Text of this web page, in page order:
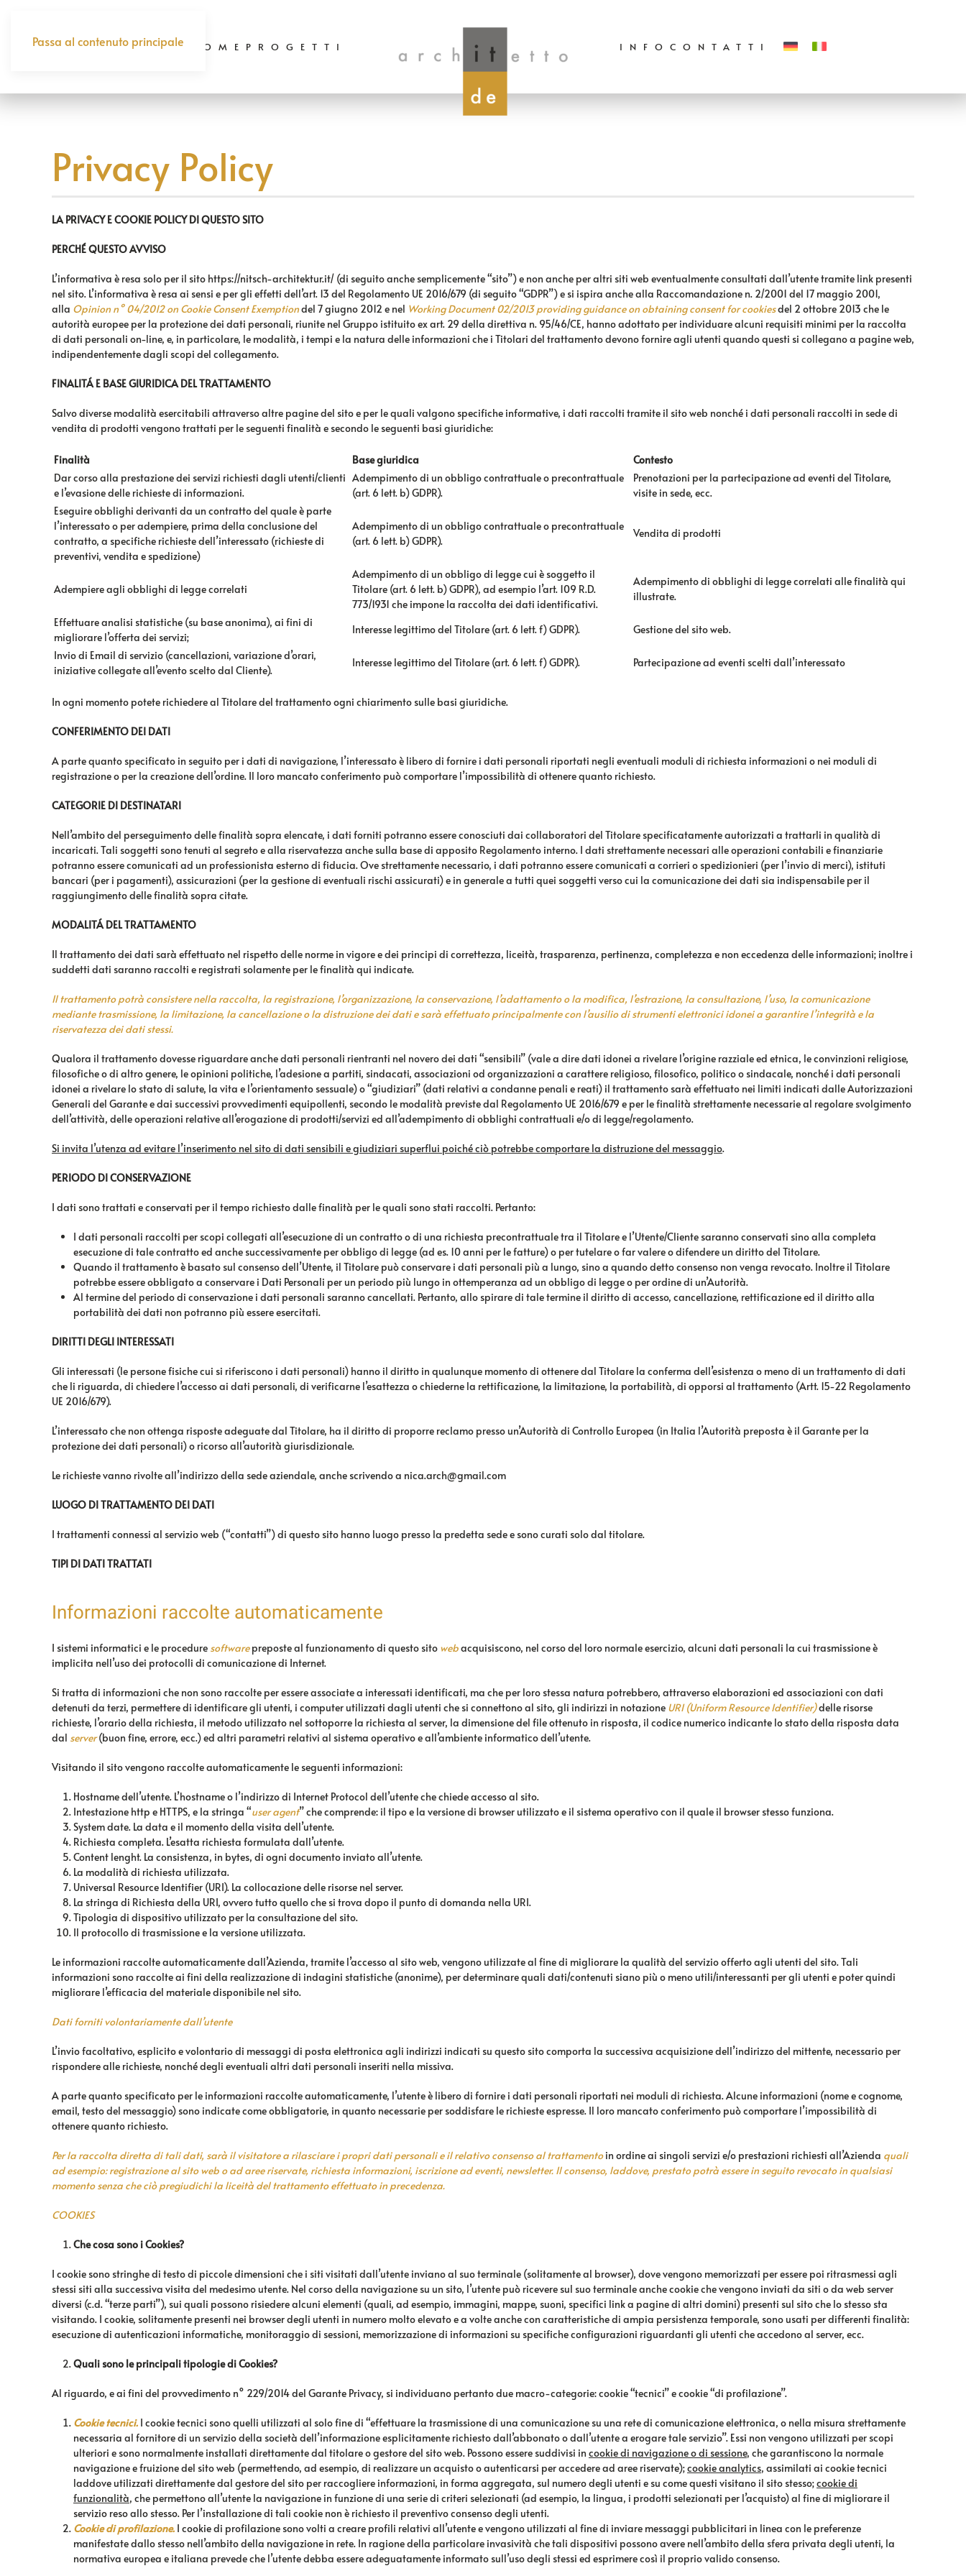
Passa al contenuto principale HOME PROGETTI INFO CONTATTI
Privacy Policy
LA PRIVACY E COOKIE POLICY DI QUESTO SITO
PERCHÉ QUESTO AVVISO
L’informativa è resa solo per il sito https://nitsch-architektur.it/ (di seguito anche semplicemente “sito”) e non anche per altri siti web eventualmente consultati dall’utente tramite link presenti
nel sito. L’informativa è resa ai sensi e per gli effetti dell’art. 13 del Regolamento UE 2016/679 (di seguito “GDPR”) e si ispira anche alla Raccomandazione n. 2/2001 del 17 maggio 2001,
alla Opinion n° 04/2012 on Cookie Consent Exemptiondel 7 giugno 2012 e nel Working Document 02/2013 providing guidance on obtaining consent for cookiesdel 2 ottobre 2013 che le
autorità europee per la protezione dei dati personali, riunite nel Gruppo istituito ex art. 29 della direttiva n. 95/46/CE, hanno adottato per individuare alcuni requisiti minimi per la raccolta
di dati personali on-line, e, in particolare, le modalità, i tempi e la natura delle informazioni che i Titolari del trattamento devono fornire agli utenti quando questi si collegano a pagine web,
indipendentemente dagli scopi del collegamento.
FINALITÁ E BASE GIURIDICA DEL TRATTAMENTO
Salvo diverse modalità esercitabili attraverso altre pagine del sito e per le quali valgono specifiche informative, i dati raccolti tramite il sito web nonché i dati personali raccolti in sede di
vendita di prodotti vengono trattati per le seguenti finalità e secondo le seguenti basi giuridiche:
Finalità Base giuridica
Contesto
Dar corso alla prestazione dei servizi richiesti dagli utenti/clienti
e l’evasione delle richieste di informazioni.
Adempimento di un obbligo contrattuale o precontrattuale
(art. 6 lett. b) GDPR).
Prenotazioni per la partecipazione ad eventi del Titolare,
visite in sede, ecc.
Eseguire obblighi derivanti da un contratto del quale è parte
l’interessato o per adempiere, prima della conclusione del
contratto, a specifiche richieste dell’interessato (richieste di
preventivi, vendita e spedizione)
Adempimento di un obbligo contrattuale o precontrattuale
(art. 6 lett. b) GDPR).
Vendita di prodotti
Adempiere agli obblighi di legge correlati
Adempimento di un obbligo di legge cui è soggetto il
Titolare (art. 6 lett. b) GDPR), ad esempio l’art. 109 R.D.
773/1931 che impone la raccolta dei dati identificativi.
Adempimento di obblighi di legge correlati alle finalità qui
illustrate.
Effettuare analisi statistiche (su base anonima), ai fini di
migliorare l’offerta dei servizi;
Interesse legittimo del Titolare (art. 6 lett. f) GDPR).
Gestione del sito web.
Invio di Email di servizio (cancellazioni, variazione d’orari,
iniziative collegate all’evento scelto dal Cliente).
Interesse legittimo del Titolare (art. 6 lett. f) GDPR). Partecipazione ad eventi scelti dall’interessato
In ogni momento potete richiedere al Titolare del trattamento ogni chiarimento sulle basi giuridiche.
CONFERIMENTO DEI DATI
A parte quanto specificato in seguito per i dati di navigazione, l’interessato è libero di fornire i dati personali riportati negli eventuali moduli di richiesta informazioni o nei moduli di
registrazione o per la creazione dell’ordine. Il loro mancato conferimento può comportare l’impossibilità di ottenere quanto richiesto.
CATEGORIE DI DESTINATARI
Nell’ambito del perseguimento delle finalità sopra elencate, i dati forniti potranno essere conosciuti dai collaboratori del Titolare specificatamente autorizzati a trattarli in qualità di
incaricati. Tali soggetti sono tenuti al segreto e alla riservatezza anche sulla base di apposito Regolamento interno. I dati strettamente necessari alle operazioni contabili e finanziarie
potranno essere comunicati ad un professionista esterno di fiducia. Ove strettamente necessario, i dati potranno essere comunicati a corrieri o spedizionieri (per l’invio di merci), istituti
bancari (per i pagamenti), assicurazioni (per la gestione di eventuali rischi assicurati) e in generale a tutti quei soggetti verso cui la comunicazione dei dati sia indispensabile per il
raggiungimento delle finalità sopra citate.
MODALITÁ DEL TRATTAMENTO
Il trattamento dei dati sarà effettuato nel rispetto delle norme in vigore e dei principi di correttezza, liceità, trasparenza, pertinenza, completezza e non eccedenza delle informazioni; inoltre i
suddetti dati saranno raccolti e registrati solamente per le finalità qui indicate.
Il trattamento potrà consistere nella raccolta, la registrazione, l’organizzazione, la conservazione, l’adattamento o la modifica, l’estrazione, la consultazione, l’uso, la comunicazione
mediante trasmissione, la limitazione, la cancellazione o la distruzione dei dati e sarà effettuato principalmente con l’ausilio di strumenti elettronici idonei a garantire l’integrità e la
riservatezza dei dati stessi.
Qualora il trattamento dovesse riguardare anche dati personali rientranti nel novero dei dati “sensibili” (vale a dire dati idonei a rivelare l’origine razziale ed etnica, le convinzioni religiose,
filosofiche o di altro genere, le opinioni politiche, l’adesione a partiti, sindacati, associazioni od organizzazioni a carattere religioso, filosofico, politico o sindacale, nonché i dati personali
idonei a rivelare lo stato di salute, la vita e l’orientamento sessuale) o “giudiziari” (dati relativi a condanne penali e reati) il trattamento sarà effettuato nei limiti indicati dalle Autorizzazioni
Generali del Garante e dai successivi provvedimenti equipollenti, secondo le modalità previste dal Regolamento UE 2016/679 e per le finalità strettamente necessarie al regolare svolgimento
dell’attività, delle operazioni relative all’erogazione di prodotti/servizi ed all’adempimento di obblighi contrattuali e/o di legge/regolamento.
Si invita l’utenza ad evitare l’inserimento nel sito di dati sensibili e giudiziari superflui poiché ciò potrebbe comportare la distruzione del messaggio.
PERIODO DI CONSERVAZIONE
I dati sono trattati e conservati per il tempo richiesto dalle finalità per le quali sono stati raccolti. Pertanto:
I dati personali raccolti per scopi collegati all’esecuzione di un contratto o di una richiesta precontrattuale tra il Titolare e l’Utente/Cliente saranno conservati sino alla completa
esecuzione di tale contratto ed anche successivamente per obbligo di legge (ad es. 10 anni per le fatture) o per tutelare o far valere o difendere un diritto del Titolare.
Quando il trattamento è basato sul consenso dell’Utente, il Titolare può conservare i dati personali più a lungo, sino a quando detto consenso non venga revocato. Inoltre il Titolare
potrebbe essere obbligato a conservare i Dati Personali per un periodo più lungo in ottemperanza ad un obbligo di legge o per ordine di un’Autorità.
Al termine del periodo di conservazione i dati personali saranno cancellati. Pertanto, allo spirare di tale termine il diritto di accesso, cancellazione, rettificazione ed il diritto alla
portabilità dei dati non potranno più essere esercitati.
DIRITTI DEGLI INTERESSATI
Gli interessati (le persone fisiche cui si riferiscono i dati personali) hanno il diritto in qualunque momento di ottenere dal Titolare la conferma dell’esistenza o meno di un trattamento di dati
che li riguarda, di chiedere l’accesso ai dati personali, di verificarne l’esattezza o chiederne la rettificazione, la limitazione, la portabilità, di opporsi al trattamento (Artt. 15-22 Regolamento
UE 2016/679).
L’interessato che non ottenga risposte adeguate dal Titolare, ha il diritto di proporre reclamo presso un’Autorità di Controllo Europea (in Italia l’Autorità preposta è il Garante per la
protezione dei dati personali) o ricorso all’autorità giurisdizionale.
Le richieste vanno rivolte all’indirizzo della sede aziendale, anche scrivendo a nica.arch@gmail.com
LUOGO DI TRATTAMENTO DEI DATI
I trattamenti connessi al servizio web (“contatti”) di questo sito hanno luogo presso la predetta sede e sono curati solo dal titolare.
TIPI DI DATI TRATTATI
Informazioni raccolte automaticamente
I sistemi informatici e le procedure software preposte al funzionamento di questo sito webacquisiscono, nel corso del loro normale esercizio, alcuni dati personali la cui trasmissione è
implicita nell’uso dei protocolli di comunicazione di Internet.
Si tratta di informazioni che non sono raccolte per essere associate a interessati identificati, ma che per loro stessa natura potrebbero, attraverso elaborazioni ed associazioni con dati
detenuti da terzi, permettere di identificare gli utenti, i computer utilizzati dagli utenti che si connettono al sito, gli indirizzi in notazione URI (Uniform Resource Identifier)delle risorse
richieste, l’orario della richiesta, il metodo utilizzato nel sottoporre la richiesta al server, la dimensione del file ottenuto in risposta, il codice numerico indicante lo stato della risposta data
dal server (buon fine, errore, ecc.) ed altri parametri relativi al sistema operativo e all’ambiente informatico dell’utente.
Visitando il sito vengono raccolte automaticamente le seguenti informazioni:
Hostname dell’utente. L’hostname o l’indirizzo di Internet Protocol dell’utente che chiede accesso al sito.
Intestazione http e HTTPS, e la stringa “user agent” che comprende: il tipo e la versione di browser utilizzato e il sistema operativo con il quale il browser stesso funziona.
System date. La data e il momento della visita dell’utente.
Richiesta completa. L’esatta richiesta formulata dall’utente.
Content lenght. La consistenza, in bytes, di ogni documento inviato all’utente.
La modalità di richiesta utilizzata.
Universal Resource Identifier (URI). La collocazione delle risorse nel server.
La stringa di Richiesta della URI, ovvero tutto quello che si trova dopo il punto di domanda nella URI.
Tipologia di dispositivo utilizzato per la consultazione del sito.
Il protocollo di trasmissione e la versione utilizzata.
Le informazioni raccolte automaticamente dall’Azienda, tramite l’accesso al sito web, vengono utilizzate al fine di migliorare la qualità del servizio offerto agli utenti del sito. Tali
informazioni sono raccolte ai fini della realizzazione di indagini statistiche (anonime), per determinare quali dati/contenuti siano più o meno utili/interessanti per gli utenti e poter quindi
migliorare l’efficacia del materiale disponibile nel sito.
Dati forniti volontariamente dall’utente
L’invio facoltativo, esplicito e volontario di messaggi di posta elettronica agli indirizzi indicati su questo sito comporta la successiva acquisizione dell’indirizzo del mittente, necessario per
rispondere alle richieste, nonché degli eventuali altri dati personali inseriti nella missiva.
A parte quanto specificato per le informazioni raccolte automaticamente, l’utente è libero di fornire i dati personali riportati nei moduli di richiesta. Alcune informazioni (nome e cognome,
email, testo del messaggio) sono indicate come obbligatorie, in quanto necessarie per soddisfare le richieste espresse. Il loro mancato conferimento può comportare l’impossibilità di
ottenere quanto richiesto.
Per la raccolta diretta di tali dati, sarà il visitatore a rilasciare i propri dati personali e il relativo consenso al trattamento in ordine ai singoli servizi e/o prestazioni richiesti all’Azienda quali
ad esempio: registrazione al sito web o ad aree riservate, richiesta informazioni, iscrizione ad eventi, newsletter. Il consenso, laddove, prestato potrà essere in seguito revocato in qualsiasi
momento senza che ciò pregiudichi la liceità del trattamento effettuato in precedenza.
COOKIES
Che cosa sono i Cookies?
I cookie sono stringhe di testo di piccole dimensioni che i siti visitati dall’utente inviano al suo terminale (solitamente al browser), dove vengono memorizzati per essere poi ritrasmessi agli
stessi siti alla successiva visita del medesimo utente. Nel corso della navigazione su un sito, l’utente può ricevere sul suo terminale anche cookie che vengono inviati da siti o da web server
diversi (c.d. “terze parti”), sui quali possono risiedere alcuni elementi (quali, ad esempio, immagini, mappe, suoni, specifici link a pagine di altri domini) presenti sul sito che lo stesso sta
visitando. I cookie, solitamente presenti nei browser degli utenti in numero molto elevato e a volte anche con caratteristiche di ampia persistenza temporale, sono usati per differenti finalità:
esecuzione di autenticazioni informatiche, monitoraggio di sessioni, memorizzazione di informazioni su specifiche configurazioni riguardanti gli utenti che accedono al server, ecc.
Quali sono le principali tipologie di Cookies?
Al riguardo, e ai fini del provvedimento n° 229/2014 del Garante Privacy, si individuano pertanto due macro-categorie: cookie “tecnici” e cookie “di profilazione”.
Cookie tecnici. I cookie tecnici sono quelli utilizzati al solo fine di “effettuare la trasmissione di una comunicazione su una rete di comunicazione elettronica, o nella misura strettamente
necessaria al fornitore di un servizio della società dell’informazione esplicitamente richiesto dall’abbonato o dall’utente a erogare tale servizio”. Essi non vengono utilizzati per scopi
ulteriori e sono normalmente installati direttamente dal titolare o gestore del sito web. Possono essere suddivisi in cookie di navigazione o di sessione, che garantiscono la normale
navigazione e fruizione del sito web (permettendo, ad esempio, di realizzare un acquisto o autenticarsi per accedere ad aree riservate);cookie analytics, assimilati ai cookie tecnici
laddove utilizzati direttamente dal gestore del sito per raccogliere informazioni, in forma aggregata, sul numero degli utenti e su come questi visitano il sito stesso;cookie di
funzionalità, che permettono all’utente la navigazione in funzione di una serie di criteri selezionati (ad esempio, la lingua, i prodotti selezionati per l’acquisto) al fine di migliorare il
servizio reso allo stesso. Per l’installazione di tali cookie non è richiesto il preventivo consenso degli utenti.
Cookie di profilazione. I cookie di profilazione sono volti a creare profili relativi all’utente e vengono utilizzati al fine di inviare messaggi pubblicitari in linea con le preferenze
manifestate dallo stesso nell’ambito della navigazione in rete. In ragione della particolare invasività che tali dispositivi possono avere nell’ambito della sfera privata degli utenti, la
normativa europea e italiana prevede che l’utente debba essere adeguatamente informato sull’uso degli stessi ed esprimere così il proprio valido consenso.